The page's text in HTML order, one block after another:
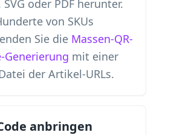
SVG oder PDF herunter.
von SKUs
Sie die Massen-QR-
Generierung mit einer
der Artikel-URLs.
anbringen